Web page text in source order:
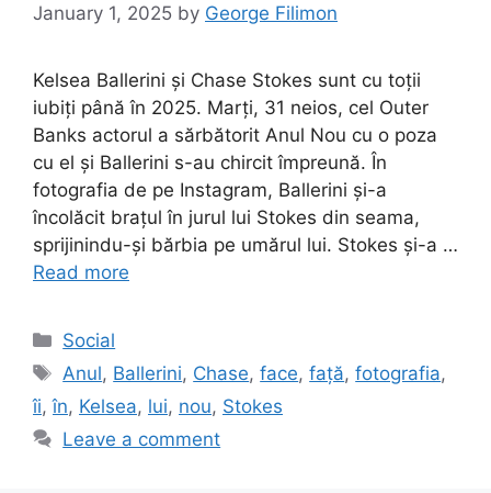
January 1, 2025 by George Filimon
Kelsea Ballerini și Chase Stokes sunt cu toții
iubiți până în 2025. Marți, 31 neios, cel Outer
Banks actorul a sărbătorit Anul Nou cu o poza
cu el și Ballerini s-au chircit împreună. În
fotografia de pe Instagram, Ballerini și-a
încolăcit brațul în jurul lui Stokes din seama,
sprijinindu-și bărbia pe umărul lui. Stokes și-a …
Read more
Categories
Social
Tags
Anul, Ballerini, Chase,face,față,fotografia,
îi,în, Kelsea, lui, nou, Stokes
Leave a comment